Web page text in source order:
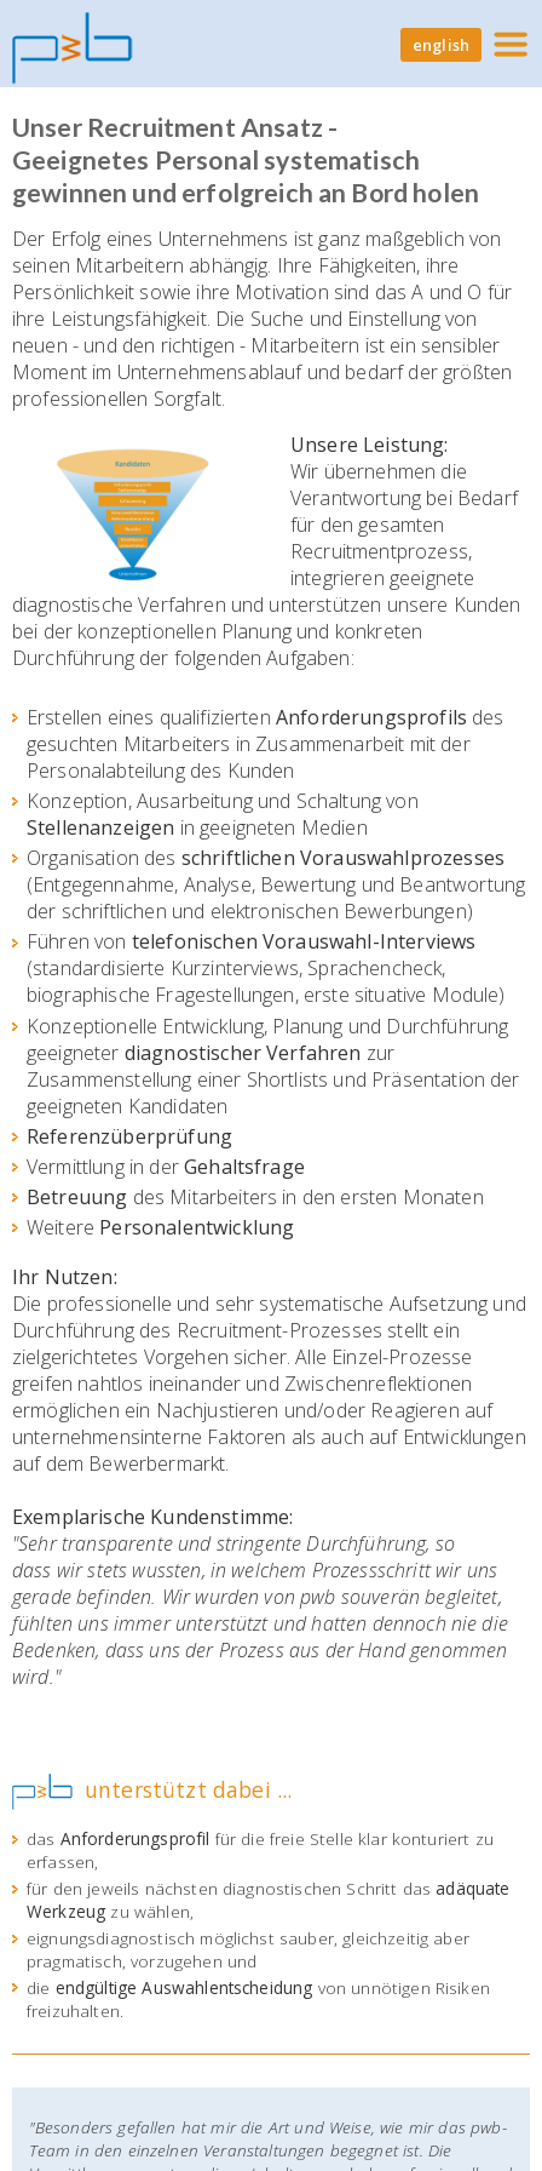
english
Unser Recruitment Ansatz -
Geeignetes Personal systematisch
gewinnen und erfolgreich an Bord holen
Der Erfolg eines Unternehmens ist ganz maßgeblich von
seinen Mitarbeitern abhängig. Ihre Fähigkeiten, ihre
Persönlichkeit sowie ihre Motivation sind das A und O für
ihre Leistungsfähigkeit. Die Suche und Einstellung von
neuen - und den richtigen - Mitarbeitern ist ein sensibler
Moment im Unternehmensablauf und bedarf der größten
professionellen Sorgfalt.
Unsere Leistung:
Wir übernehmen die
Verantwortung bei Bedarf
für den gesamten
Recruitmentprozess,
integrieren geeignete
diagnostische Verfahren und unterstützen unsere Kunden
bei der konzeptionellen Planung und konkreten
Durchführung der folgenden Aufgaben:
Erstellen eines qualifizierten Anforderungsprofils des
gesuchten Mitarbeiters in Zusammenarbeit mit der
Personalabteilung des Kunden
Konzeption, Ausarbeitung und Schaltung von
Stellenanzeigen in geeigneten Medien
Organisation des schriftlichen Vorauswahlprozesses
(Entgegennahme, Analyse, Bewertung und Beantwortung
der schriftlichen und elektronischen Bewerbungen)
Führen von telefonischen Vorauswahl-Interviews
(standardisierte Kurzinterviews, Sprachencheck,
biographische Fragestellungen, erste situative Module)
Konzeptionelle Entwicklung, Planung und Durchführung
geeigneter diagnostischer Verfahren zur
Zusammenstellung einer Shortlists und Präsentation der
geeigneten Kandidaten
Referenzüberprüfung
Vermittlung in derGehaltsfrage
Betreuung des Mitarbeiters in den ersten Monaten
Weitere Personalentwicklung
Ihr Nutzen:
Die professionelle und sehr systematische Aufsetzung und
Durchführung des Recruitment-Prozesses stellt ein
zielgerichtetes Vorgehen sicher. Alle Einzel-Prozesse
greifen nahtlos ineinander und Zwischenreflektionen
ermöglichen ein Nachjustieren und/oder Reagieren auf
unternehmensinterne Faktoren als auch auf Entwicklungen
auf dem Bewerbermarkt.
Exemplarische Kundenstimme:
"Sehr transparente und stringente Durchführung, so
dass wir stets wussten, in welchem Prozessschritt wir uns
gerade befinden. Wir wurden von pwb souverän begleitet,
fühlten uns immer unterstützt und hatten dennoch nie die
Bedenken, dass uns der Prozess aus der Hand genommen
wird."
unterstützt dabei ...
das Anforderungsprofil für die freie Stelle klar konturiert zu
erfassen,
für den jeweils nächsten diagnostischen Schritt dasadäquate
Werkzeug zu wählen,
eignungsdiagnostisch möglichst sauber, gleichzeitig aber
pragmatisch, vorzugehen und
die endgültige Auswahlentscheidung von unnötigen Risiken
freizuhalten.
"Besonders gefallen hat mir die Art und Weise, wie mir das pwb-
Team in den einzelnen Veranstaltungen begegnet ist. Die